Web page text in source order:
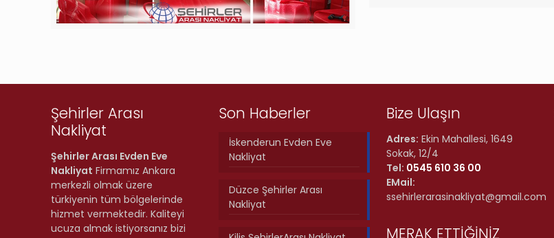
Şehirler Arası
Nakliyat
Şehirler Arası Evden Eve
Nakliyat Firmamız Ankara
merkezli olmak üzere
türkiyenin tüm bölgelerinde
hizmet vermektedir. Kaliteyi
ucuza almak istiyorsanız bizi
Son Haberler
İskenderun Evden Eve
Nakliyat
Düzce Şehirler Arası
Nakliyat
Bize Ulaşın
Adres: Ekin Mahallesi, 1649
Sokak, 12/4
Tel: 0545 610 36 00
EMail:
ssehirlerarasinakliyat@gmail.com
MERAK ETTİĞİNİZ